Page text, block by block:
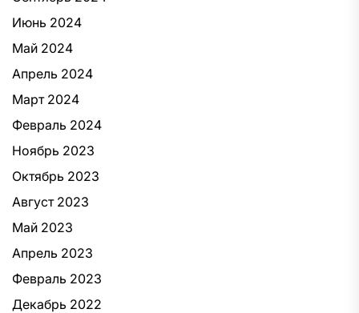
Июнь 2024
Май 2024
Апрель 2024
Март 2024
Февраль 2024
Ноябрь 2023
Октябрь 2023
Август 2023
Май 2023
Апрель 2023
Февраль 2023
Декабрь 2022